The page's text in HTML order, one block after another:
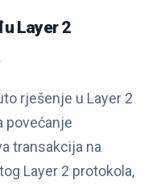
Layer 2
rješenje u Layer 2
povećanje
transakcija na
Layer 2 protokola,